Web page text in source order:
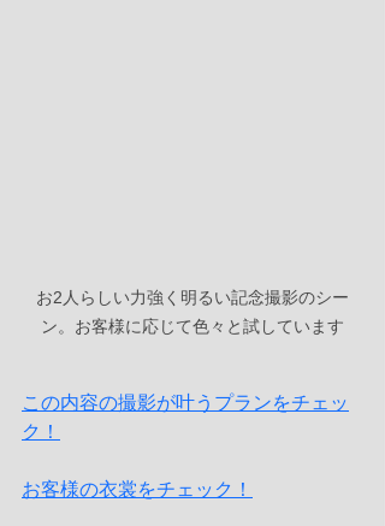
お2人らしい力強く明るい記念撮影のシー
ン。お客様に応じて色々と試しています
この内容の撮影が叶うプランをチェッ
ク！
お客様の衣裳をチェック！